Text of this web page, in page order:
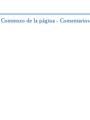
Comienzo de la página - Comentarios